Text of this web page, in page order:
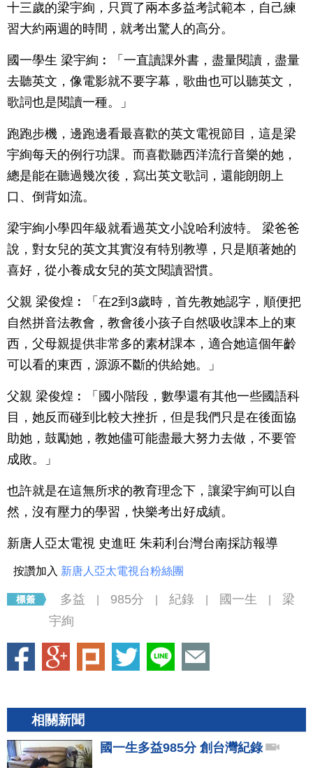
十三歲的梁宇絢，只買了兩本多益考試範本，自己練
習大約兩週的時間，就考出驚人的高分。
國一學生 梁宇絢︰「一直讀課外書，盡量閱讀，盡量
去聽英文，像電影就不要字幕，歌曲也可以聽英文，
歌詞也是閱讀一種。」
跑跑步機，邊跑邊看最喜歡的英文電視節目，這是梁
宇絢每天的例行功課。而喜歡聽西洋流行音樂的她，
總是能在聽過幾次後，寫出英文歌詞，還能朗朗上
口、倒背如流。
梁宇絢小學四年級就看過英文小說哈利波特。 梁爸爸
說，對女兒的英文其實沒有特別教導，只是順著她的
喜好，從小養成女兒的英文閱讀習慣。
父親 梁俊煌︰「在2到3歲時，首先教她認字，順便把
自然拼音法教會，教會後小孩子自然吸收課本上的東
西，父母親提供非常多的素材課本，適合她這個年齡
可以看的東西，源源不斷的供給她。」
父親 梁俊煌︰「國小階段，數學還有其他一些國語科
目，她反而碰到比較大挫折，但是我們只是在後面協
助她，鼓勵她，教她儘可能盡最大努力去做，不要管
成敗。」
也許就是在這無所求的教育理念下，讓梁宇絢可以自
然，沒有壓力的學習，快樂考出好成績。
新唐人亞太電視 史進旺 朱莉利台灣台南採訪報導
按讚加入 新唐人亞太電視台粉絲團
多益 985分 紀錄 國一生
梁
宇絢
相關新聞
國一生多益985分 創台灣紀錄